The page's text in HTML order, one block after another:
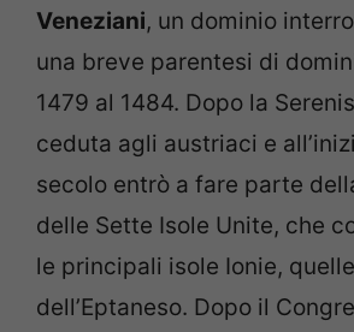
Veneziani, un dominio
una breve parentesi di
1479 al 1484. Dopo la
ceduta agli austriaci e
secolo entrò a fare parte
delle Sette Isole Unite, che
le principali isole Ionie, quelle
dell’Eptaneso. Dopo il